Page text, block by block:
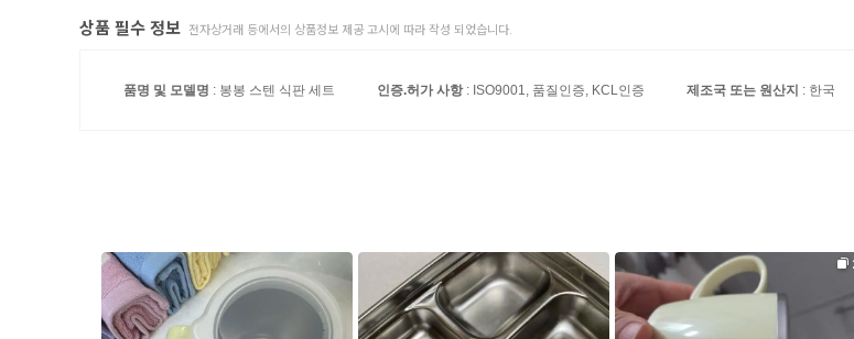
상품 필수 정보 전자상거래 등에서의 상품정보 제공 고시에 따라 작성 되었습니다.
품명 및 모델명 : 봉봉 스텐 식판 세트 인증.허가 사항: ISO9001, 품질인증, KCL인증 제조국 또는 원산지 : 한국